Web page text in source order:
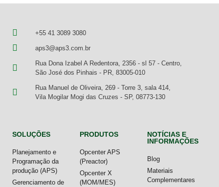
+55 41 3089 3080
aps3@aps3.com.br
Rua Dona Izabel A Redentora, 2356 - sl 57 - Centro,
São José dos Pinhais - PR, 83005-010
Rua Manuel de Oliveira, 269 - Torre 3, sala 414,
Vila Mogilar Mogi das Cruzes - SP, 08773-130
SOLUÇÕES
Planejamento e
Programação da
produção (APS)
Gerenciamento de
PRODUTOS
Opcenter APS
(Preactor)
Opcenter X
(MOM/MES)
NOTÍCIAS E
INFORMAÇÕES
Blog
Materiais
Complementares